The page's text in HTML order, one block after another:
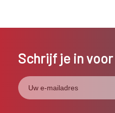
Schrijf je in